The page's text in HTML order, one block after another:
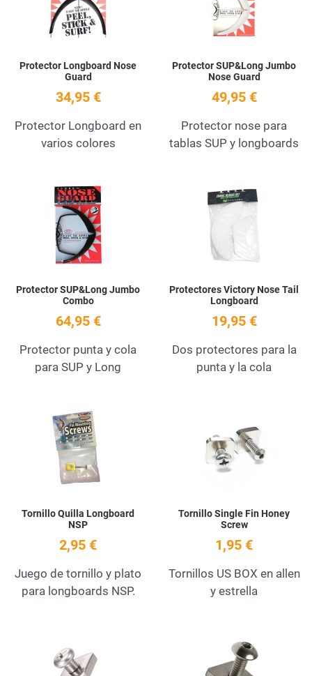
Protector Longboard Nose
Guard
34,95 €
Protector Longboard en
varios colores
Protector SUP&Long Jumbo
Nose Guard
49,95 €
Protector nose para
tablas SUP y longboards
Add to Wishlist
Protector SUP&Long Jumbo
Combo
64,95 €
Protector punta y cola
para SUP y Long
Protectores Victory Nose Tail
Longboard
19,95 €
Dos protectores para la
punta y la cola
Quick View
Tornillo Quilla Longboard
NSP
2,95 €
Juego de tornillo y plato
para longboards NSP.
Tornillo Single Fin Honey
Screw
1,95 €
Tornillos US BOX en allen
y estrella
Quick View